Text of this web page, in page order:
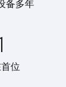
备多年
位